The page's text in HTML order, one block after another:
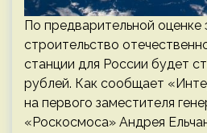
По предварительной оценке
строительство
станции для России будет
рублей. Как сообщает
на первого заместителя
«Роскосмоса» Андрея